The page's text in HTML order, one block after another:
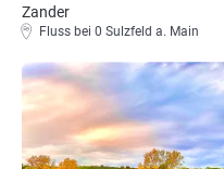
Zander
Fluss bei 0 Sulzfeld a. Main